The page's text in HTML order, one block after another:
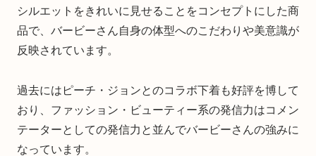
シルエットをきれいに見せることをコンセプトにした商
品で、バービーさん自身の体型へのこだわりや美意識が
反映されています。
過去にはピーチ・ジョンとのコラボ下着も好評を博して
おり、ファッション・ビューティー系の発信力はコメン
テーターとしての発信力と並んでバービーさんの強みに
なっています。